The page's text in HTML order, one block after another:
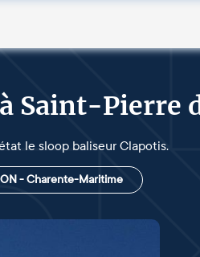
Saint-Pierre
le sloop baliseur Clapotis.
- Charente-Maritime